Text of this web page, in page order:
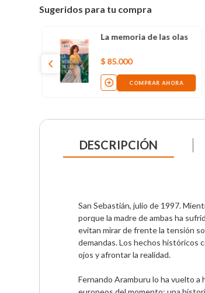
Sugeridos para tu compra
La memoria de las olas
$ 85.000
COMPRAR AHORA
DESCRIPCIÓN
San Sebastián, julio de 1997.
porque la madre de ambas ha
evitan mirar de frente la tensión
demandas. Los hechos históricos
ojos y afrontar la realidad.
Fernando Aramburu lo ha vuelto